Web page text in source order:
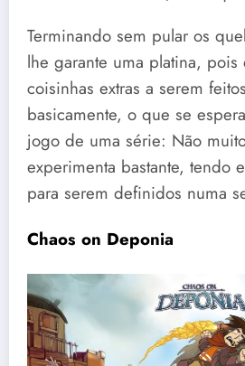
Terminando sem pular os
lhe garante uma platina, pois
coisinhas extras a serem
basicamente, o que se
jogo de uma série: Não
experimenta bastante, tendo
para serem definidos numa
Chaos on Deponia